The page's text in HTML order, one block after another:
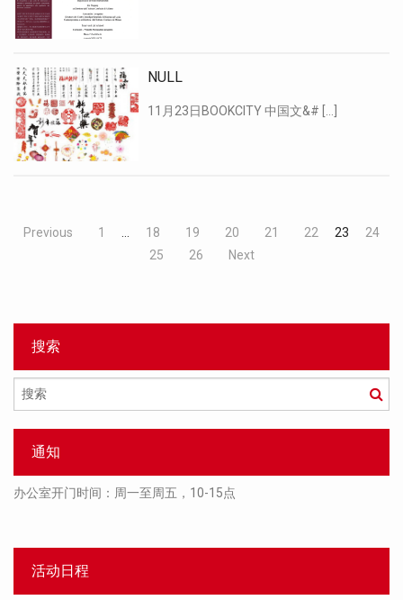
NULL
11月23日BOOKCITY 中国文&# […]
Previous 1 … 18 19 20 21 22 23
24
25
26 Next
搜索
搜
索
通知
办公室开门时间：周一至周五，10-15点
活动日程